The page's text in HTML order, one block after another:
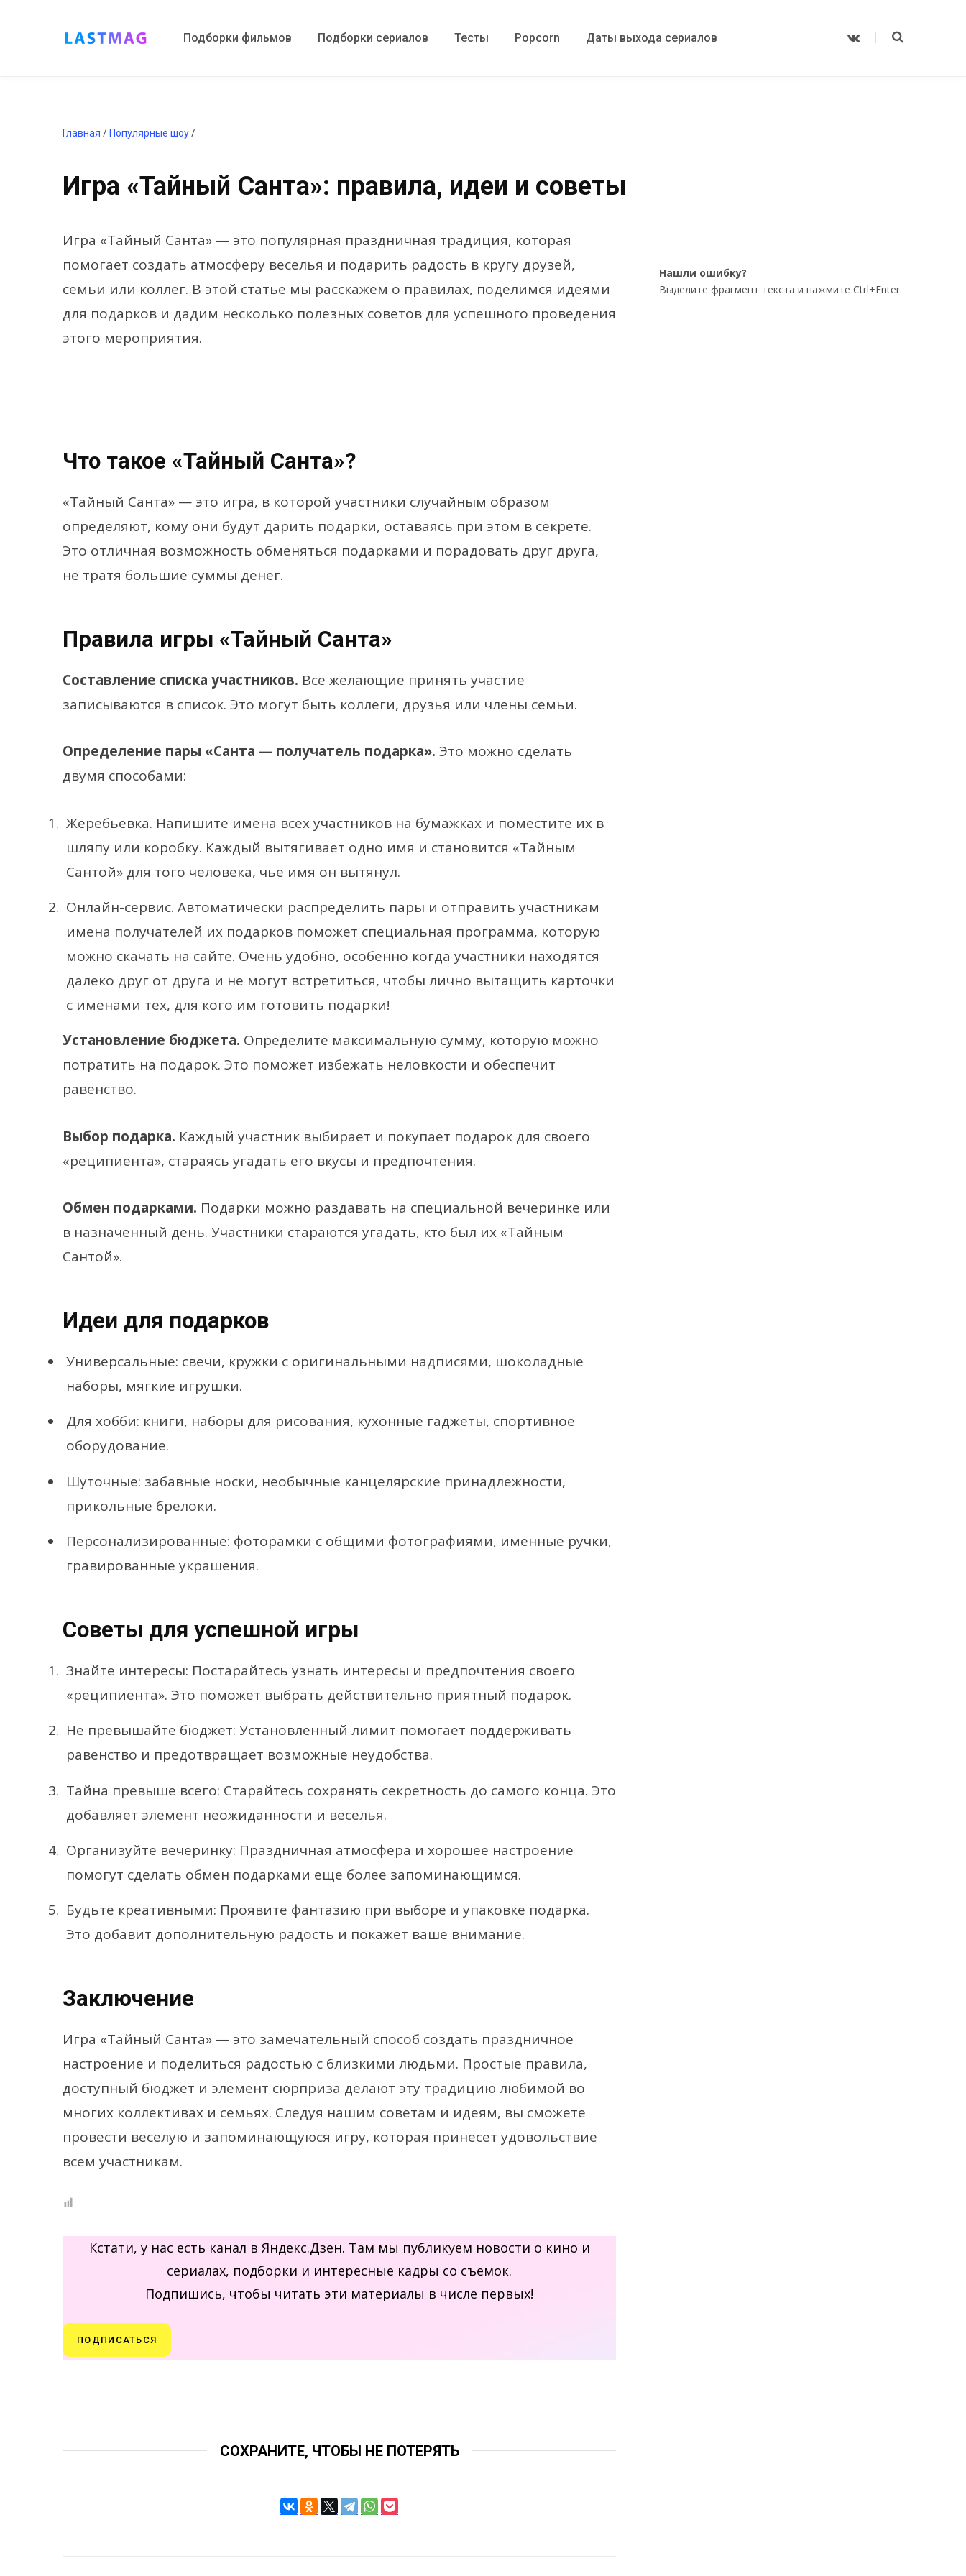
Подборки фильмов Подборки сериалов Тесты Popcorn Даты выхода сериалов
V
Главная / Популярные шоу/
Игра «Тайный Санта»: правила, идеи и советы
Игра «Тайный Санта» — это популярная праздничная традиция, которая
помогает создать атмосферу веселья и подарить радость в кругу друзей,
семьи или коллег. В этой статье мы расскажем о правилах, поделимся идеями
для подарков и дадим несколько полезных советов для успешного проведения
этого мероприятия.
Что такое «Тайный Санта»?
«Тайный Санта» — это игра, в которой участники случайным образом
определяют, кому они будут дарить подарки, оставаясь при этом в секрете.
Это отличная возможность обменяться подарками и порадовать друг друга,
не тратя большие суммы денег.
Правила игры «Тайный Санта»
Составление списка участников. Все желающие принять участие
записываются в список. Это могут быть коллеги, друзья или члены семьи.
Определение пары «Санта — получатель подарка». Это можно сделать
двумя способами:
Жеребьевка. Напишите имена всех участников на бумажках и поместите их в
шляпу или коробку. Каждый вытягивает одно имя и становится «Тайным
Сантой» для того человека, чье имя он вытянул.
Онлайн-сервис. Автоматически распределить пары и отправить участникам
имена получателей их подарков поможет специальная программа, которую
можно скачать на сайте. Очень удобно, особенно когда участники находятся
далеко друг от друга и не могут встретиться, чтобы лично вытащить карточки
с именами тех, для кого им готовить подарки!
Установление бюджета. Определите максимальную сумму, которую можно
потратить на подарок. Это поможет избежать неловкости и обеспечит
равенство.
Выбор подарка. Каждый участник выбирает и покупает подарок для своего
«реципиента», стараясь угадать его вкусы и предпочтения.
Обмен подарками. Подарки можно раздавать на специальной вечеринке или
в назначенный день. Участники стараются угадать, кто был их «Тайным
Сантой».
Идеи для подарков
Универсальные: свечи, кружки с оригинальными надписями, шоколадные
наборы, мягкие игрушки.
Для хобби: книги, наборы для рисования, кухонные гаджеты, спортивное
оборудование.
Шуточные: забавные носки, необычные канцелярские принадлежности,
прикольные брелоки.
Персонализированные: фоторамки с общими фотографиями, именные ручки,
гравированные украшения.
Советы для успешной игры
Знайте интересы: Постарайтесь узнать интересы и предпочтения своего
«реципиента». Это поможет выбрать действительно приятный подарок.
Не превышайте бюджет: Установленный лимит помогает поддерживать
равенство и предотвращает возможные неудобства.
Тайна превыше всего: Старайтесь сохранять секретность до самого конца. Это
добавляет элемент неожиданности и веселья.
Организуйте вечеринку: Праздничная атмосфера и хорошее настроение
помогут сделать обмен подарками еще более запоминающимся.
Будьте креативными: Проявите фантазию при выборе и упаковке подарка.
Это добавит дополнительную радость и покажет ваше внимание.
Заключение
Игра «Тайный Санта» — это замечательный способ создать праздничное
настроение и поделиться радостью с близкими людьми. Простые правила,
доступный бюджет и элемент сюрприза делают эту традицию любимой во
многих коллективах и семьях. Следуя нашим советам и идеям, вы сможете
провести веселую и запоминающуюся игру, которая принесет удовольствие
всем участникам.
Кстати, у нас есть канал в Яндекс.Дзен. Там мы публикуем новости о кино и
сериалах, подборки и интересные кадры со съемок.
Подпишись, чтобы читать эти материалы в числе первых!
ПОДПИСАТЬСЯ
СОХРАНИТЕ, ЧТОБЫ НЕ ПОТЕРЯТЬ
Нашли ошибку?
Выделите фрагмент текста и нажмите Ctrl+Enter